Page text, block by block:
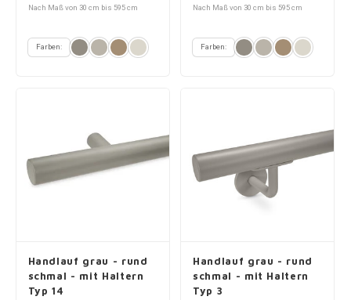
Nach Maß von 30 cm bis 595 cm
Farben:
Nach Maß von 30 cm bis 595 cm
Farben:
Handlauf grau - rund
schmal - mit Haltern
Typ 14
Handlauf grau - rund
schmal - mit Haltern
Typ 3